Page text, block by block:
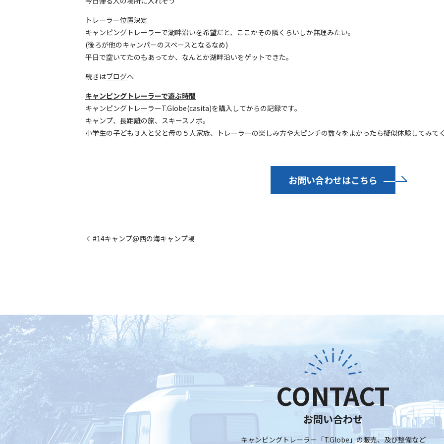
トレーラー位置決定
キャンピングトレーラーで湖畔沿いを希望だと、ここかその隣くらいしか無理みたい。
(後ろが他のキャンパーのスペースとなるなめ)
平日で空いてたのもあってか、なんとか湖畔沿いをゲットできた。
続きはブログへ
キャンピングトレーラーで遊ぶ時間
キャンピングトレーラーT.Globe(casita)を購入してからの記録です。
キャンプ、長距離の旅、スキースノボ。
小学生の子ども３人と父と母の５人家族、トレーラーの楽しみ方や大ピンチの数々をよかったら擬似体験してみて
お問い合わせはこちら
#14キャンプ@西の海キャンプ場
CONTACT
お問い合わせ
キャンピングトレーラー「T.Globe」の販売、及び整備など